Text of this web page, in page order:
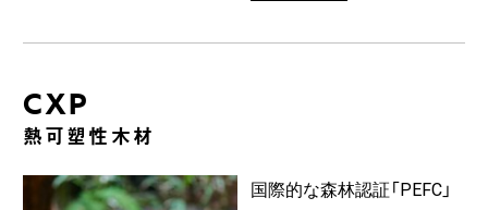
CXP
熱可塑性木材
国際的な森林認証「PEFC」